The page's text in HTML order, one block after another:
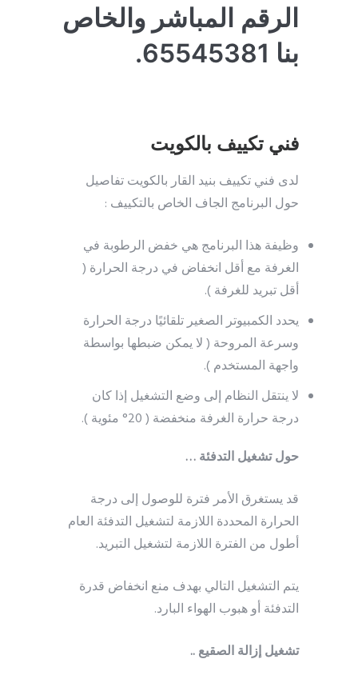
الرقم المباشر والخاص
بنا 65545381.
فني تكييف بالكويت
لدى فني تكييف بنيد القار بالكويت تفاصيل
حول البرنامج الجاف الخاص بالتكييف :
وظيفة هذا البرنامج هي خفض الرطوبة في
الغرفة مع أقل انخفاض في درجة الحرارة (
أقل تبريد للغرفة ).
يحدد الكمبيوتر الصغير تلقائيًا درجة الحرارة
وسرعة المروحة ( لا يمكن ضبطها بواسطة
واجهة المستخدم ).
لا ينتقل النظام إلى وضع التشغيل إذا كان
درجة حرارة الغرفة منخفضة ( 20° مئوية ).
حول تشغيل التدفئة …
قد يستغرق الأمر فترة للوصول إلى درجة
الحرارة المحددة اللازمة لتشغيل التدفئة العام
أطول من الفترة اللازمة لتشغيل التبريد.
يتم التشغيل التالي بهدف منع انخفاض قدرة
التدفئة أو هبوب الهواء البارد.
تشغيل إزالة الصقيع ..